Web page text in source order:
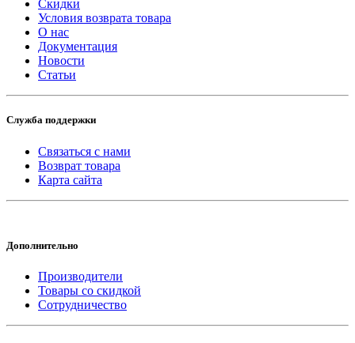
Скидки
Условия возврата товара
О нас
Документация
Новости
Статьи
Служба поддержки
Связаться с нами
Возврат товара
Карта сайта
Дополнительно
Производители
Товары со скидкой
Сотрудничество